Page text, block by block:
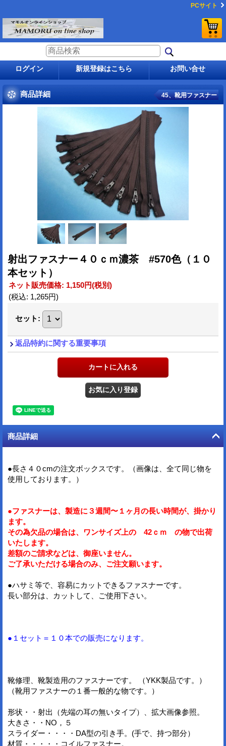
PCサイト
ログイン 新規登録はこちら お問い合せ
商品詳細 45、靴用ファスナー
射出ファスナー４０ｃｍ濃茶 #570色（１０
本セット）
ネット販売価格: 1,150円(税別)
(税込: 1,265円)
セット :
返品特約に関する重要事項
商品詳細
●長さ４０cmの注文ボックスです。（画像は、全て同じ物を
使用しております。）
●ファスナーは、製造に３週間〜１ヶ月の長い時間が、掛かり
ます。
その為欠品の場合は、ワンサイズ上の 42ｃｍ の物で出荷
いたします。
差額のご請求などは、御座いません。
ご了承いただける場合のみ、ご注文願います。
●ハサミ等で、容易にカットできるファスナーです。
長い部分は、カットして、ご使用下さい。
●１セット＝１０本での販売になります。
靴修理、靴製造用のファスナーです。 （YKK製品です。）
（靴用ファスナーの１番一般的な物です。）
形状・・射出（先端の耳の無いタイプ）、拡大画像参照。
大きさ・・NO，５
スライダー・・・・DA型の引き手。(手で、持つ部分）
材質・・・・・コイルファスナー。